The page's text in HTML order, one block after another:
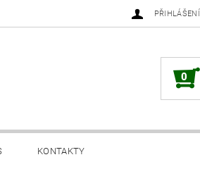
PŘIHLÁŠENÍ
0
KONTAKTY